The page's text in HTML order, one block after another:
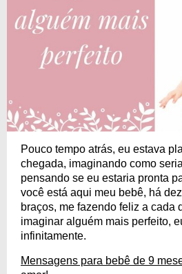
Pouco tempo atrás, eu estava
chegada, imaginando como
pensando se eu estaria pronta
você está aqui meu bebê, há
braços, me fazendo feliz a cada
imaginar alguém mais perfeito,
infinitamente.
Mensagens para bebê de 9